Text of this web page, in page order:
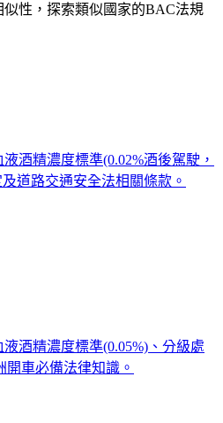
性，探索類似國家的BAC法規
酒精濃度標準(0.02%酒後駕駛，
道路交通安全法相關條款。
酒精濃度標準(0.05%)、分級處
車必備法律知識。